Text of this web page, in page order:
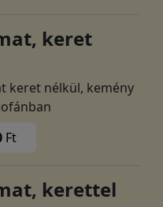
keret
keret nélkül, kemény
Ft
kerettel